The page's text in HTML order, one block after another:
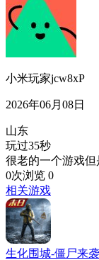
小米玩家jcw8xP
2026年06月08日
山东
玩过35秒
很老的一个游戏
0次浏览 0
相关游戏
生化围城-僵尸来袭